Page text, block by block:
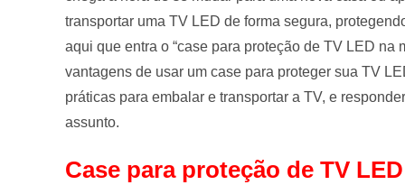
transportar uma TV LED de forma segura,
aqui que entra o “case para proteção de TV LED na
vantagens de usar um case para proteger sua TV
práticas para embalar e transportar a TV, e
assunto.
Case para proteção de TV